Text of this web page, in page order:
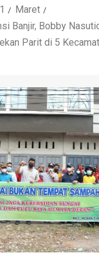
Maret
Banjir, Bobby
Parit di 5